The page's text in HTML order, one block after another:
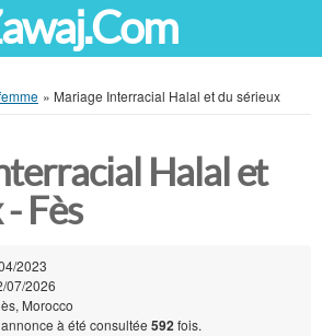
» Mariage Interracial Halal et du sérieux
Halal et
Fès
2023
07/2026
Morocco
à été consultée 592 fois.